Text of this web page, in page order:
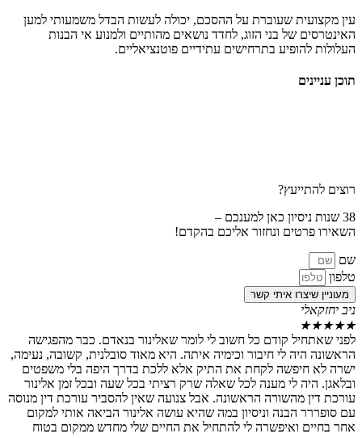
שעוברת על ההסכם, יכולה לעשות הבדל משמעותי למען
של בני הזוג, לחדד נושאים מהותיים ולמנוע אי הבנות
בתרחישים עתידיים פוטנציאליים.
ונחזור אליכם בהקדם!
איתי קשר
קודם כל חשוב לי לומר שאלינור בנאדם. כבר מהפגישה
לי חיבור וכימיה איתה. היא מאוד סובלנית, קשובה, נעימה,
לקחת את התיק אלא ללכת בדרך היפה בלי משפטים
לי מענה לכל שאלה שרק רציתי בכל שעה ובכל זמן אלינור
מהשורה הראשונה. אבל צנועה שאין להסביר עורכת דין מנוסה
הבנה וניסיון במה שהיא עושה אלינור הביאה אותי למקום
ואיפשרה לי להתחיל את החיים שלי מחדש ממקום בטוח